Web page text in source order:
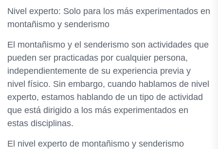
Nivel experto: Solo para los más experimentados en
montañismo y senderismo
El montañismo y el senderismo son actividades que
pueden ser practicadas por cualquier persona,
independientemente de su experiencia previa y
nivel físico. Sin embargo, cuando hablamos de nivel
experto, estamos hablando de un tipo de actividad
que está dirigido a los más experimentados en
estas disciplinas.
El nivel experto de montañismo y senderismo